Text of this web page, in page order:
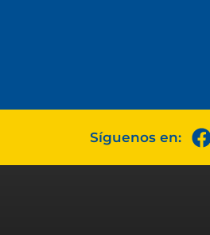
Síguenos en: